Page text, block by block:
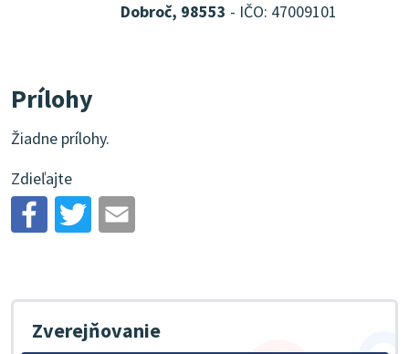
Dobroč, 98553 - IČO: 47009101
Prílohy
Žiadne prílohy.
Zdieľajte
Zverejňovanie